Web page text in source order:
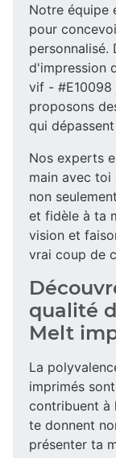
Notre équipe
pour
personnalisé.
d'impression
vif - #E10098
proposons
qui
Nos experts
main avec toi
non
et fidèle à ta
vision et
vrai coup de
qualité
Melt
La
imprimés
contribuent à
te donnent
présenter ta